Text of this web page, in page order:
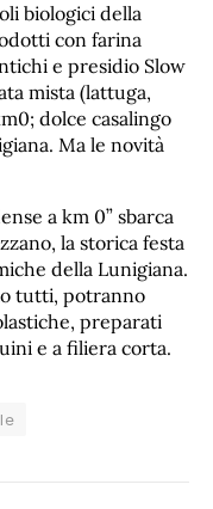
biologici della
con farina
e presidio Slow
mista (lattuga,
dolce casalingo
Ma le novità
a km 0” sbarca
la storica festa
della Lunigiana.
tutti, potranno
preparati
e a filiera corta.